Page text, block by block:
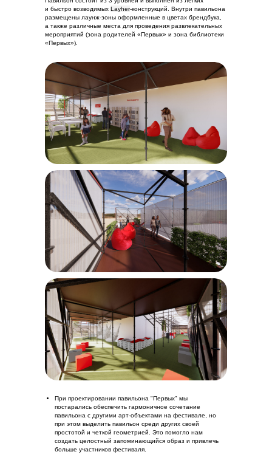
и быстро возводимых Layher-конструкций. Внутри павильона
размещены лаунж-зоны оформленные в цветах брендбука,
а также различные места для проведения развлекательных
мероприятий (зона родителей «Первых» и зона библиотеки
«Первых»).
При проектировании павильона "Первых" мы
постарались обеспечить гармоничное сочетание
павильона с другими арт-объектами на фестивале, но
при этом выделить павильон среди других своей
простотой и четкой геометрией. Это помогло нам
создать целостный запоминающийся образ и привлечь
больше участников фестиваля.